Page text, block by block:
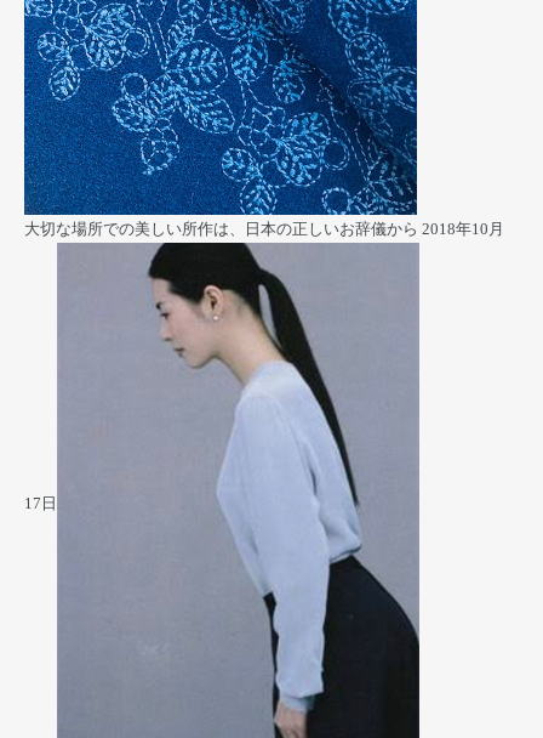
大切な場所での美しい所作は、日本の正しいお辞儀から 2018年10月
17日